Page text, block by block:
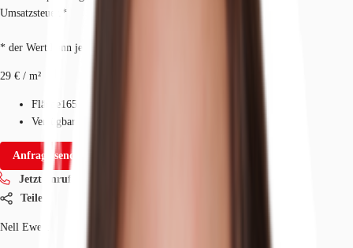
Umsatzsteuer.*
* der Wert kann je nach Vertragslaufzeit variieren.
29 € / m²
Fläche165 m²
Verfügbarkeit
Anfrage senden
Jetzt anrufen
Teilen
Nell Ewert